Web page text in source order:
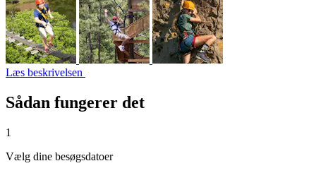
Læs beskrivelsen
Sådan fungerer det
1
Vælg dine besøgsdatoer